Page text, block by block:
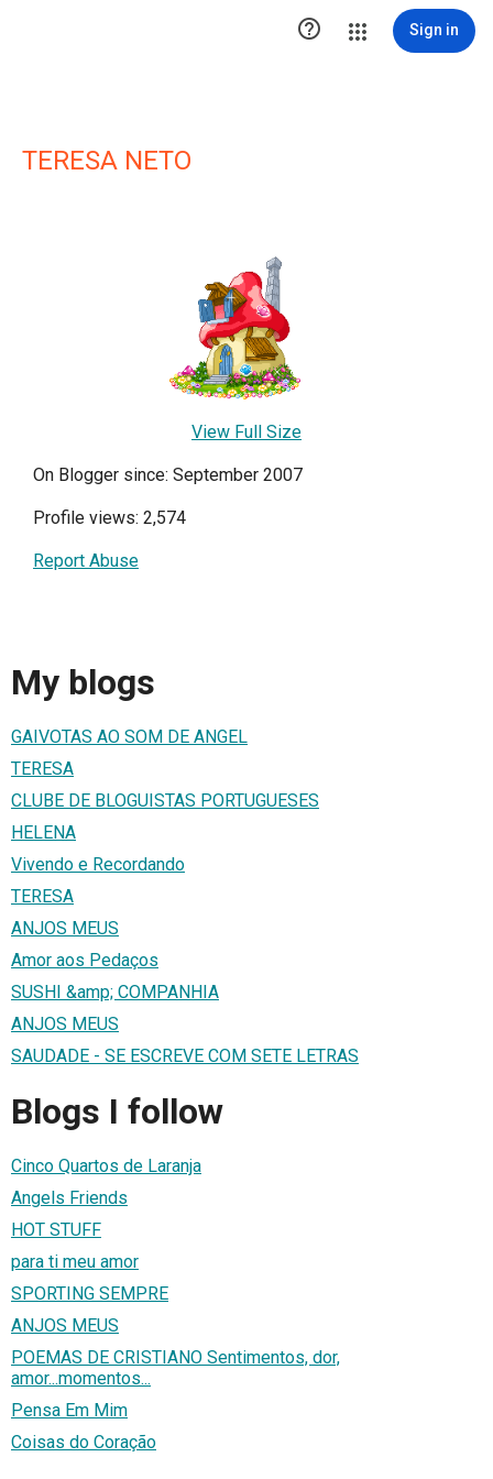
 Sign in
TERESA NETO
View Full Size
On Blogger since: September 2007
Profile views: 2,574
Report Abuse
My blogs
GAIVOTAS AO SOM DE ANGEL
TERESA
CLUBE DE BLOGUISTAS PORTUGUESES
HELENA
Vivendo e Recordando
TERESA
ANJOS MEUS
Amor aos Pedaços
SUSHI &amp; COMPANHIA
ANJOS MEUS
SAUDADE - SE ESCREVE COM SETE LETRAS
Blogs I follow
Cinco Quartos de Laranja
Angels Friends
HOT STUFF
para ti meu amor
SPORTING SEMPRE
ANJOS MEUS
POEMAS DE CRISTIANO Sentimentos, dor,
amor...momentos...
Pensa Em Mim
Coisas do Coração